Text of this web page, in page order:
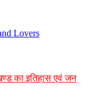
Lovers
का इतिहास एवं जन